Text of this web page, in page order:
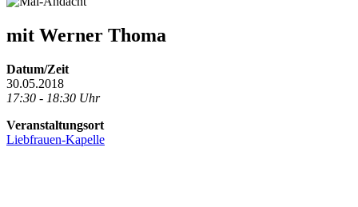
mit Werner Thoma
Datum/Zeit
30.05.2018
17:30 - 18:30 Uhr
Veranstaltungsort
Liebfrauen-Kapelle